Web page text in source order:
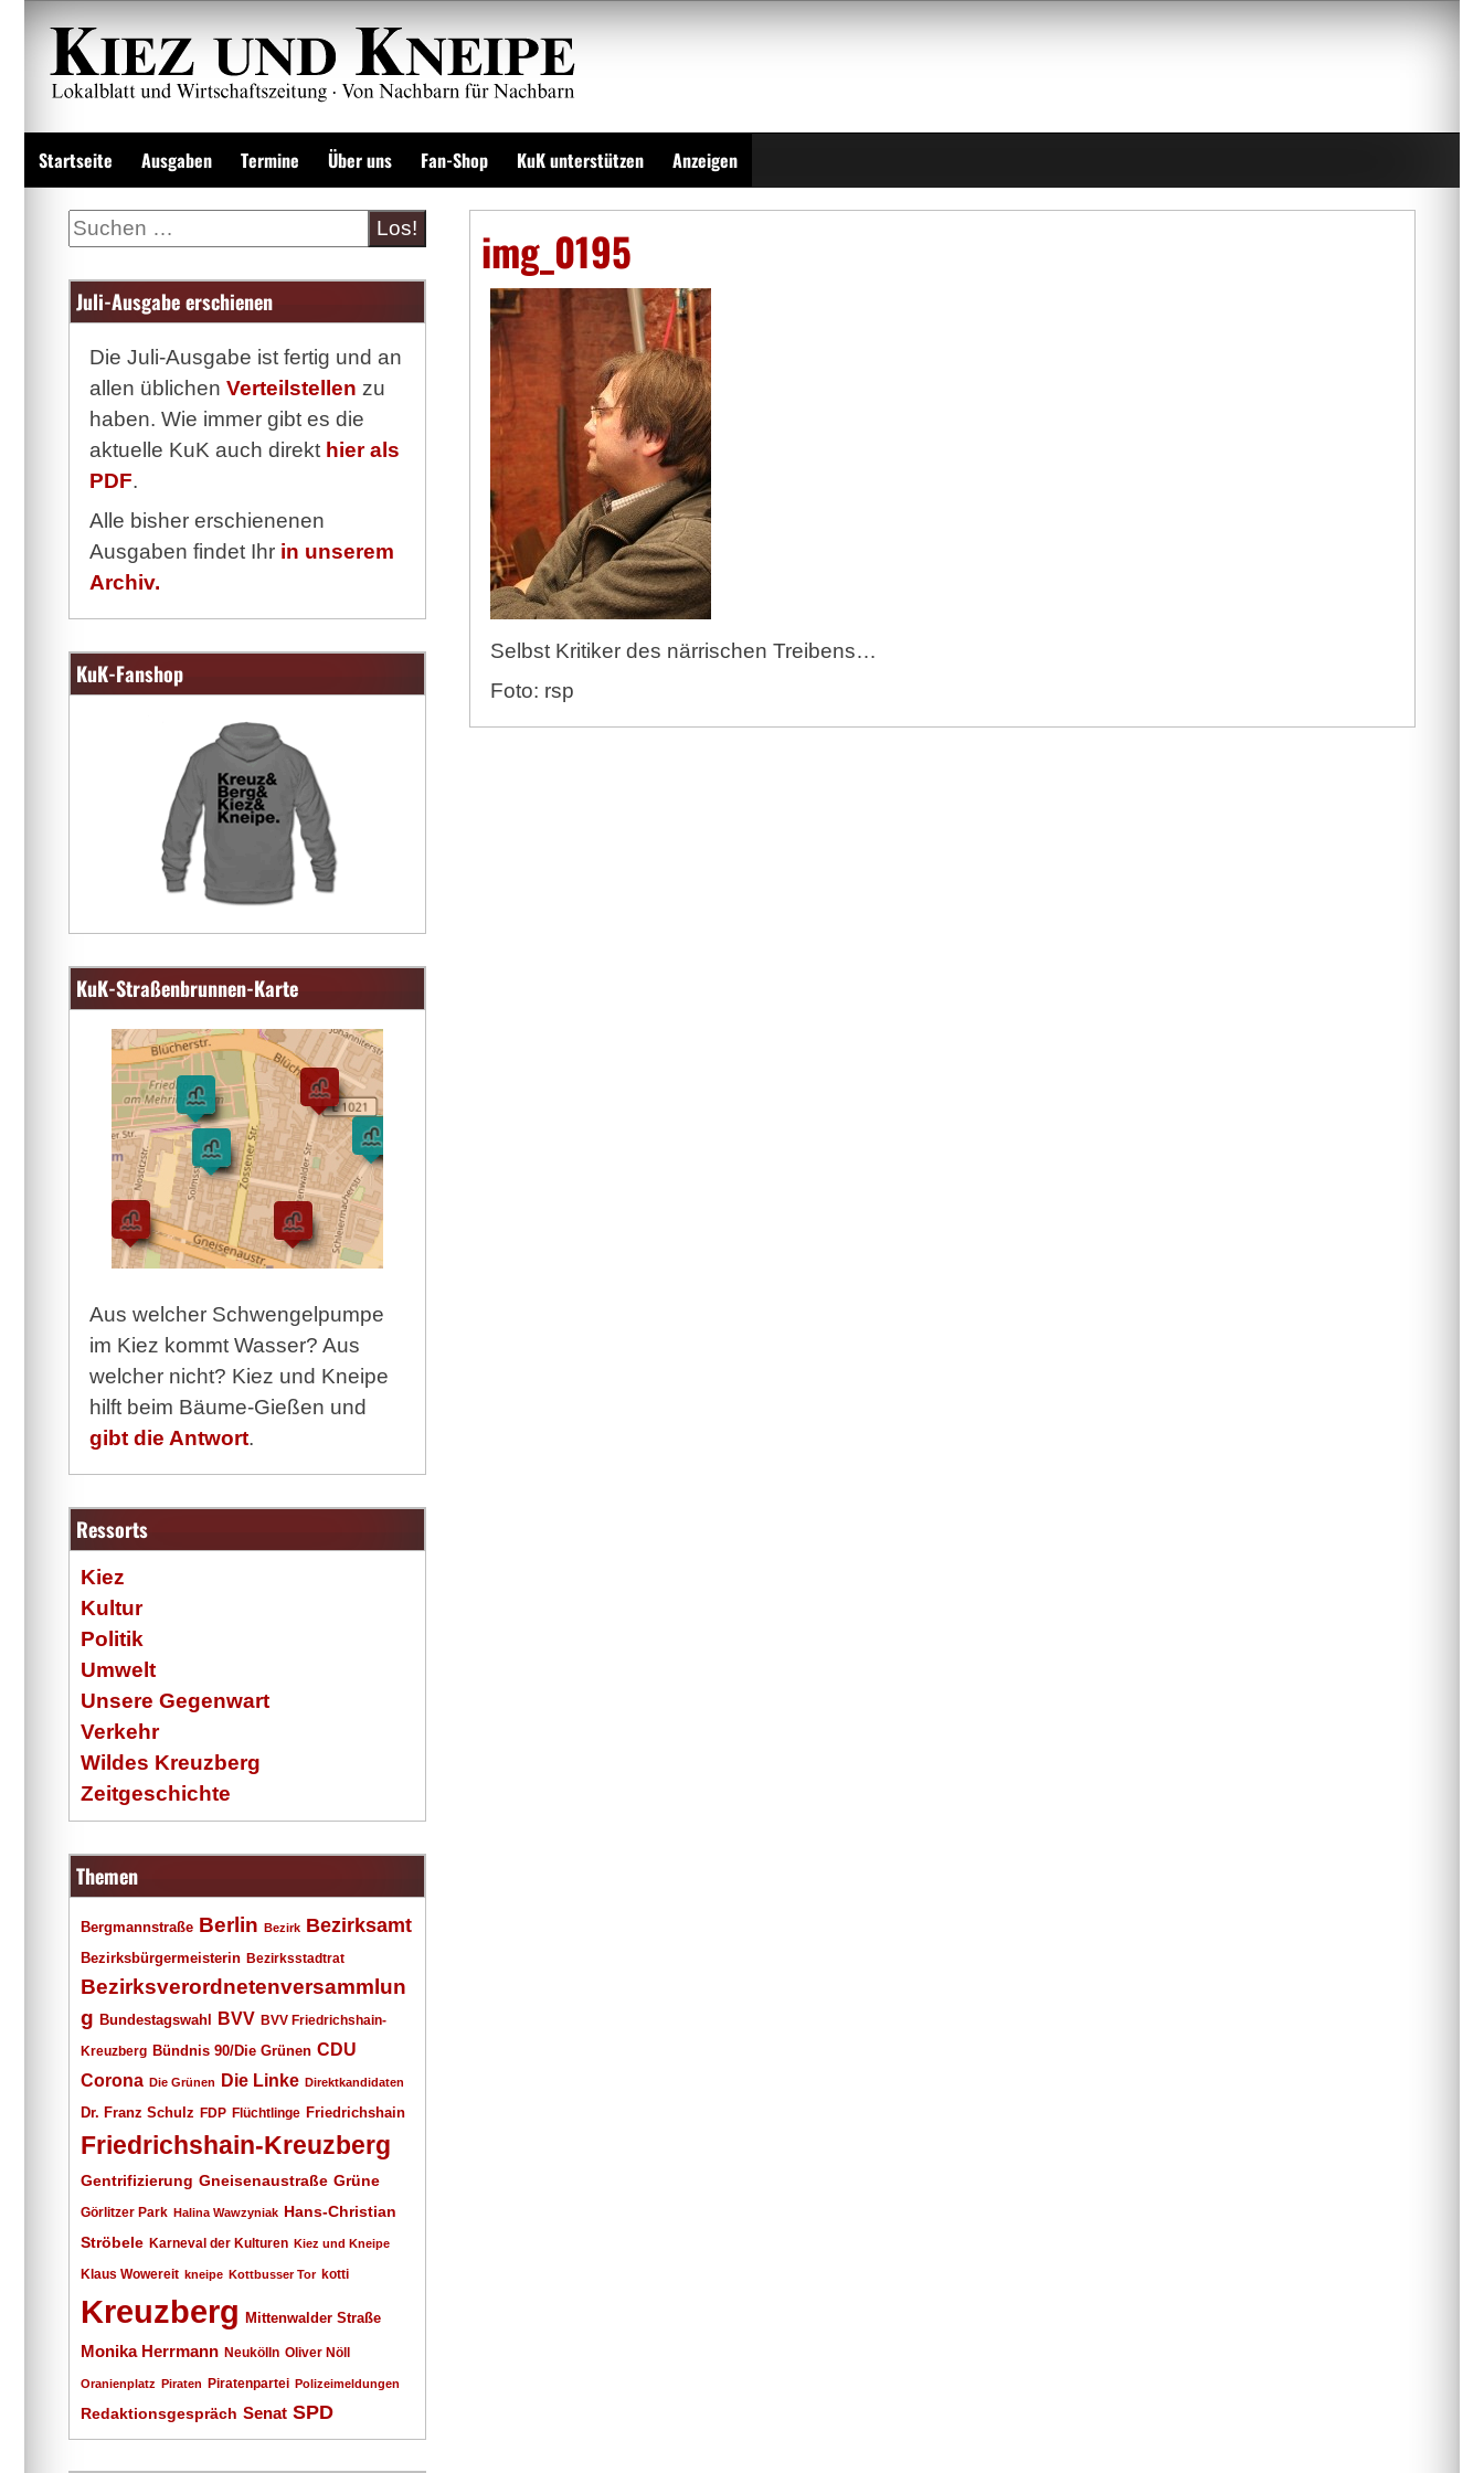
Zum
Inhalt
springen
Startseite Ausgaben Termine Über uns Fan-Shop KuK unterstützen Anzeigen
img_0195
Selbst Kritiker des närrischen Treibens…
Foto: rsp
Suche
Juli-Ausgabe erschienen
Die Juli-Ausgabe ist fertig und an
allen üblichen Verteilstellen zu
haben. Wie immer gibt es die
aktuelle KuK auch direkt hier als
PDF.
Alle bisher erschienenen
Ausgaben findet Ihr in unserem
Archiv.
KuK-Fanshop
KuK-Straßenbrunnen-Karte
Aus welcher Schwengelpumpe
im Kiez kommt Wasser? Aus
welcher nicht? Kiez und Kneipe
hilft beim Bäume-Gießen und
gibt die Antwort.
Ressorts
Kiez
Kultur
Politik
Umwelt
Unsere Gegenwart
Verkehr
Wildes Kreuzberg
Zeitgeschichte
Themen
Bergmannstraße Berlin Bezirk Bezirksamt
Bezirksbürgermeisterin Bezirksstadtrat
Bezirksverordnetenversammlun
g Bundestagswahl BVV BVV Friedrichshain-
Kreuzberg Bündnis 90/Die Grünen CDU
Corona Die Grünen Die Linke Direktkandidaten
Dr. Franz Schulz FDP Flüchtlinge Friedrichshain
Friedrichshain-Kreuzberg
Gentrifizierung Gneisenaustraße Grüne
Görlitzer Park Halina Wawzyniak Hans-Christian
Ströbele Karneval der Kulturen Kiez und Kneipe
Klaus Wowereit kneipe Kottbusser Tor kotti
Kreuzberg Mittenwalder Straße
Monika Herrmann Neukölln Oliver Nöll
Oranienplatz Piraten Piratenpartei Polizeimeldungen
Redaktionsgespräch Senat SPD